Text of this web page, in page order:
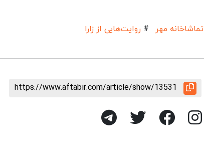
تماشاخانه مهر # روایت‌هایی از زارا
https://www.aftabir.com/article/show/13531